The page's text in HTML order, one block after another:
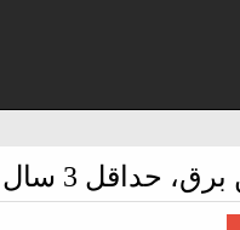
حداقل 3 سال